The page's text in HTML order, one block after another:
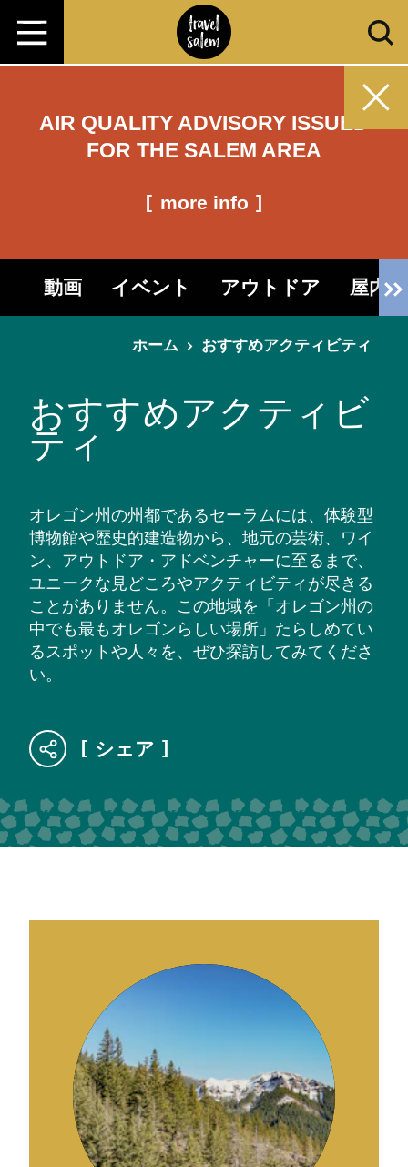
コンテンツへスキップ
AIR QUALITY ADVISORY ISSUED
FOR THE SALEM AREA
more info
動画 イベント アウトドア 屋内
ホーム おすすめアクティビティ
おすすめアクティビ
ティ
オレゴン州の州都であるセーラムには、体験型
博物館や歴史的建造物から、地元の芸術、ワイ
ン、アウトドア・アドベンチャーに至るまで、
ユニークな見どころやアクティビティが尽きる
ことがありません。この地域を「オレゴン州の
中でも最もオレゴンらしい場所」たらしめてい
るスポットや人々を、ぜひ探訪してみてくださ
い。
シェア